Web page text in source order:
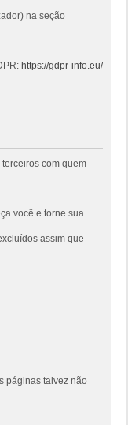
na seção
https://gdpr-info.eu/
com quem
você e torne sua
assim que
páginas talvez não